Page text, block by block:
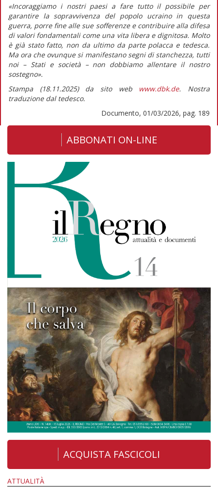
«Incoraggiamo i nostri paesi a fare tutto il possibile per
garantire la sopravvivenza del popolo ucraino in questa
guerra, porre fine alle sue sofferenze e contribuire alla difesa
di valori fondamentali come una vita libera e dignitosa. Molto
è già stato fatto, non da ultimo da parte polacca e tedesca.
Ma ora che ovunque si manifestano segni di stanchezza, tutti
noi – Stati e società – non dobbiamo allentare il nostro
sostegno».
Stampa (18.11.2025) da sito web www.dbk.de. Nostra
traduzione dal tedesco.
Documento, 01/03/2026, pag. 189
ABBONATI ON-LINE
ACQUISTA FASCICOLI
ATTUALITÀ